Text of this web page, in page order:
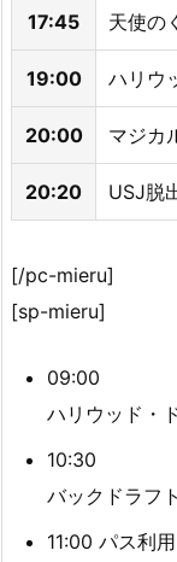
17:45 天使の
19:00 ハリウ
20:00 マジカ
20:20 USJ脱
[/pc-mieru]
[sp-mieru]
09:00
ハリウッド・
10:30
バックドラフト
11:00 パス利用